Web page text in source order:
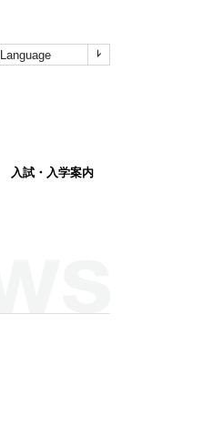
Language
入試・入学案内